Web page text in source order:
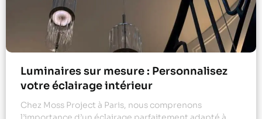
Luminaires sur mesure : Personnalisez
votre éclairage intérieur
Chez Moss Project à Paris, nous comprenons